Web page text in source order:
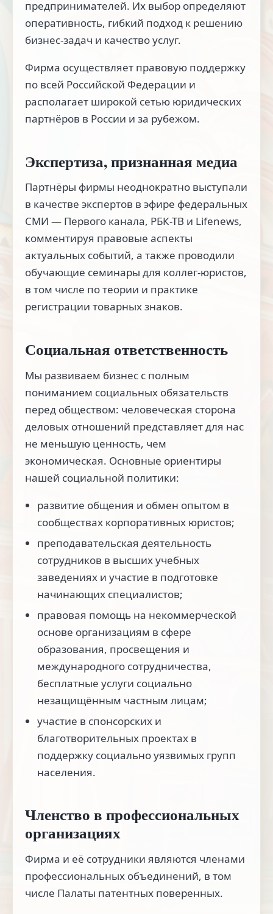
предпринимателей. Их выбор определяют
оперативность, гибкий подход к решению
бизнес-задач и качество услуг.
Фирма осуществляет правовую поддержку
по всей Российской Федерации и
располагает широкой сетью юридических
партнёров в России и за рубежом.
Экспертиза, признанная медиа
Партнёры фирмы неоднократно выступали
в качестве экспертов в эфире федеральных
СМИ — Первого канала, РБК-ТВ и Lifenews,
комментируя правовые аспекты
актуальных событий, а также проводили
обучающие семинары для коллег-юристов,
в том числе по теории и практике
регистрации товарных знаков.
Социальная ответственность
Мы развиваем бизнес с полным
пониманием социальных обязательств
перед обществом: человеческая сторона
деловых отношений представляет для нас
не меньшую ценность, чем
экономическая. Основные ориентиры
нашей социальной политики:
развитие общения и обмен опытом в
сообществах корпоративных юристов;
преподавательская деятельность
сотрудников в высших учебных
заведениях и участие в подготовке
начинающих специалистов;
правовая помощь на некоммерческой
основе организациям в сфере
образования, просвещения и
международного сотрудничества,
бесплатные услуги социально
незащищённым частным лицам;
участие в спонсорских и
благотворительных проектах в
поддержку социально уязвимых групп
населения.
Членство в профессиональных
организациях
Фирма и её сотрудники являются членами
профессиональных объединений, в том
числе Палаты патентных поверенных.